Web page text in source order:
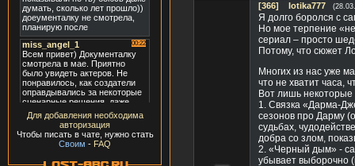
Для добавления необходима
авторизация
Чтобы писать в чате, нужно стать
Своим - FAQ
[366] Iotika777
Я долго боролся с
Но мое терпение
сериал – просто
Потому, что сюжет
Многих из нас уже
что не хватит часа,
Вот лишь некоторые
1. Связка «Дарма-
сезонов про Дарму
судьбах,
добра со злом,
2. «Черный дым» -
убывает выборочно